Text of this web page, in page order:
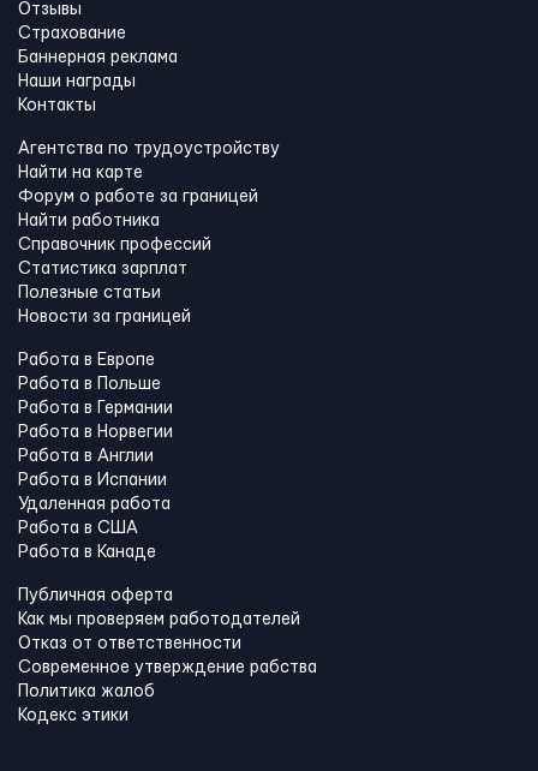
Отзывы
Страхование
Баннерная реклама
Наши награды
Контакты
Агентства по трудоустройству
Найти на карте
Форум о работе за границей
Найти работника
Справочник профессий
Статистика зарплат
Полезные статьи
Новости за границей
Работа в Европе
Работа в Польше
Работа в Германии
Работа в Норвегии
Работа в Англии
Работа в Испании
Удаленная работа
Работа в США
Работа в Канадe
Публичная оферта
Как мы проверяем работодателей
Отказ от ответственности
Современное утверждение рабства
Политика жалоб
Кодекс этики